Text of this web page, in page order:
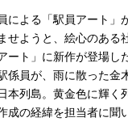
による「駅員アート」
せようと、絵心のある
ート」に新作が登場し
係員が、雨に散った金
本列島。黄金色に輝く
成の経緯を担当者に聞